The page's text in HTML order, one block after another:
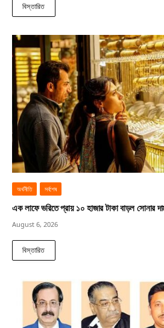
বিস্তারিত
অর্থনীতি সর্বশেষ
এক লাফে ভরিতে প্রায় ১০ হাজার টাকা বাড়ল সোনার
August 6, 2026
বিস্তারিত